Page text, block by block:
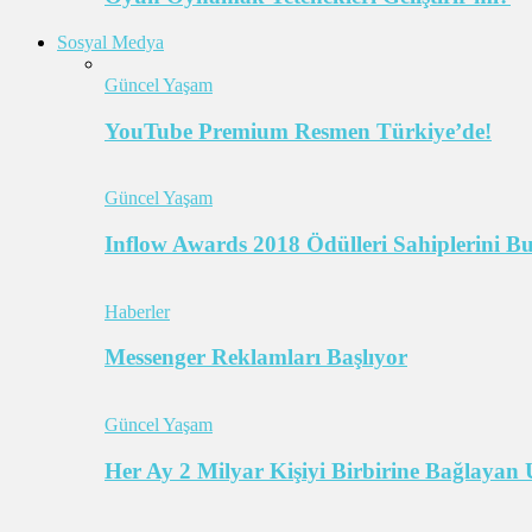
Sosyal Medya
Güncel Yaşam
YouTube Premium Resmen Türkiye’de!
Güncel Yaşam
Inflow Awards 2018 Ödülleri Sahiplerini
Haberler
Messenger Reklamları Başlıyor
Güncel Yaşam
Her Ay 2 Milyar Kişiyi Birbirine Bağlayan